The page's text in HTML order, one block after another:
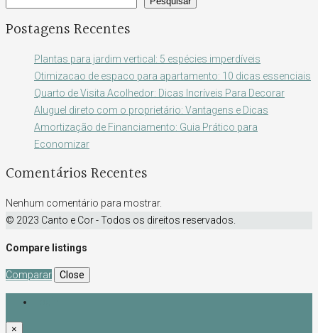
Postagens Recentes
Plantas para jardim vertical: 5 espécies imperdíveis
Otimizacao de espaco para apartamento: 10 dicas essenciais
Quarto de Visita Acolhedor: Dicas Incríveis Para Decorar
Aluguel direto com o proprietário: Vantagens e Dicas
Amortização de Financiamento: Guia Prático para
Economizar
Comentários Recentes
Nenhum comentário para mostrar.
© 2023 Canto e Cor - Todos os direitos reservados.
Compare listings
Comparar Close
×